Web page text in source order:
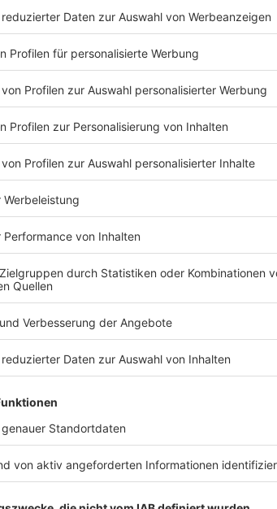
feiern 44 Jahre Bandgeschichte – und setzen
Ausrufezeichen. Gleichzeitig ist es aber auch: das
Album eigentlich ab? Wie fühlt sich das an,
und Gänsehaut-Momenten? Und was liebt man
Tour-Stress, Studio-Nächten und allem Chaos dazwischen?
im exklusiven ROCK ANTENNE
/ 26min
– und setzen mit „Trink aus! Wir
der Hosen! Wie läuft so ein Abschieds-Album eigentlich ab?
Ende geht – nach vier Jahrzehnten Lärm,
an seinen Bandkollegen – trotz Tour-Stress,
Campino im exklusiven ROCK ANTENNE
DEINE COUSINE
alias Deine Cousine ist bei der neuen Staffel
Es gibt eine Sonderfolge mit den Scorpions als
Welchen Auftritt fand Rudolf Schenker
ANTENNE Hamburg Interview gibt uns